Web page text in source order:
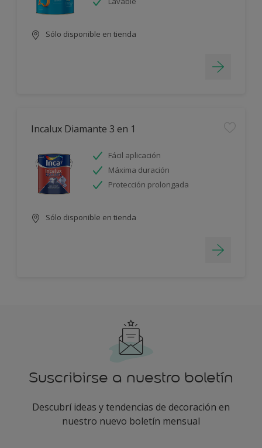
Sólo disponible en tienda
Incalux Diamante 3 en 1
Fácil aplicación
Máxima duración
Protección prolongada
Sólo disponible en tienda
Suscribirse a nuestro boletín
Descubrí ideas y tendencias de decoración en
nuestro nuevo boletín mensual